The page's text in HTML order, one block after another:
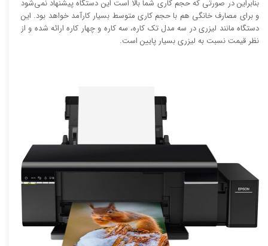
بنابراین در صورتی که حجم کاری شما بالا است این دستگاه پیشنهاد نمی‌شود
و برای مصارف خانگی هم با حجم کاری متوسط بسیار کارآمد خواهد بود. این
دستگاه مانند لیزری در سه مدل تک کاره، سه کاره و چهار کاره ارائه شده و از
نظر قیمت نسبت به لیزری بسیار پایین است.